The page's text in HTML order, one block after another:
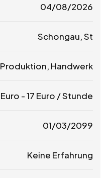
04/08/2026
Schongau, St
Produktion, Handwerk
Euro -17 Euro / Stunde
01/03/2099
Keine Erfahrung